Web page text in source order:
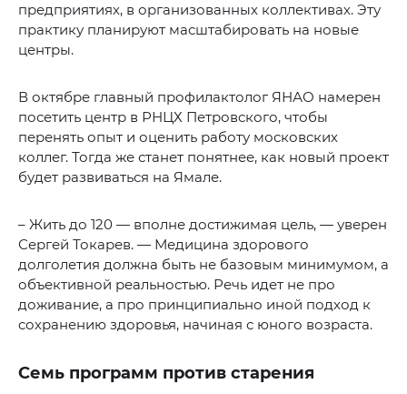
предприятиях, в организованных коллективах. Эту
практику планируют масштабировать на новые
центры.
В октябре главный профилактолог ЯНАО намерен
посетить центр в РНЦХ Петровского, чтобы
перенять опыт и оценить работу московских
коллег. Тогда же станет понятнее, как новый проект
будет развиваться на Ямале.
– Жить до 120 — вполне достижимая цель, — уверен
Сергей Токарев. — Медицина здорового
долголетия должна быть не базовым минимумом, а
объективной реальностью. Речь идет не про
доживание, а про принципиально иной подход к
сохранению здоровья, начиная с юного возраста.
Семь программ против старения